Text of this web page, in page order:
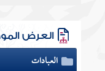
العرض
العبادات